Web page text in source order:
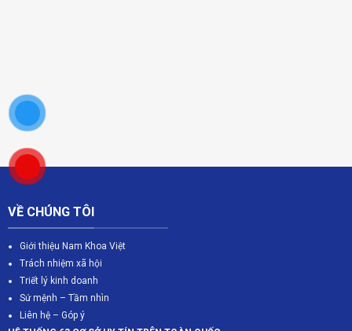
VỀ CHÚNG TÔI
Giới thiệu Nam Khoa Việt
Trách nhiệm xã hội
Triết lý kinh doanh
Sứ mệnh – Tầm nhìn
Liên hệ – Góp ý